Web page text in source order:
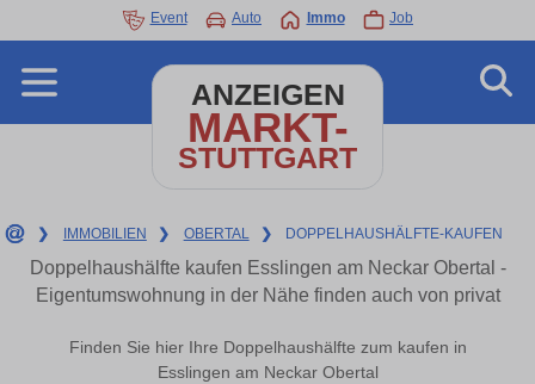
Event Auto Immo Job
ANZEIGEN
MARKT-
STUTTGART
❯ IMMOBILIEN ❯ OBERTAL ❯ DOPPELHAUSHÄLFTE-KAUFEN
Doppelhaushälfte kaufen Esslingen am Neckar Obertal -
Eigentumswohnung in der Nähe finden auch von privat
Finden Sie hier Ihre Doppelhaushälfte zum kaufen in
Esslingen am Neckar Obertal